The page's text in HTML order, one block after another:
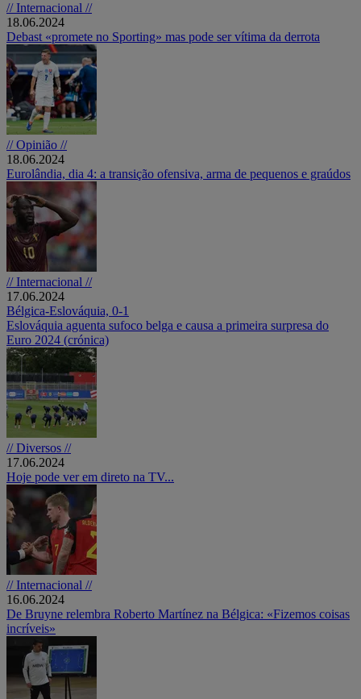
// Internacional //
18.06.2024
Debast «promete no Sporting» mas pode ser vítima da derrota
// Opinião //
18.06.2024
Eurolândia, dia 4: a transição ofensiva, arma de pequenos e graúdos
// Internacional //
17.06.2024
Bélgica-Eslováquia, 0-1
Eslováquia aguenta sufoco belga e causa a primeira surpresa do
Euro 2024 (crónica)
// Diversos //
17.06.2024
Hoje pode ver em direto na TV...
// Internacional //
16.06.2024
De Bruyne relembra Roberto Martínez na Bélgica: «Fizemos coisas
incríveis»